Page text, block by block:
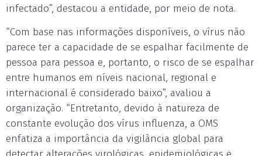
infectado”, destacou a entidade, por meio de nota.
“Com base nas informações disponíveis, o vírus não
parece ter a capacidade de se espalhar facilmente de
pessoa para pessoa e, portanto, o risco de se espalhar
entre humanos em níveis nacional, regional e
internacional é considerado baixo”, avaliou a
organização. “Entretanto, devido à natureza de
constante evolução dos vírus influenza, a OMS
enfatiza a importância da vigilância global para